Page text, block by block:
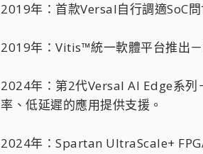
2019年：首款Versal自行調適SoC
2019年：Vitis™統一軟體平台推出
2024年：第2代Versal AI Edge系列
率、低延遲的應用提供支援。
2024年：Spartan UltraScale+